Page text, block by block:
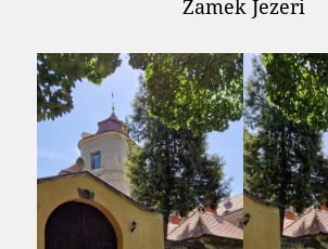
Zamek Jezeri